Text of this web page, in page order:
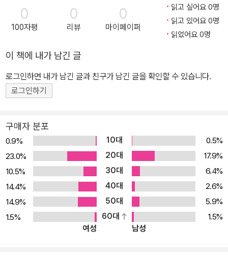
플 분야(2002~2023 역대 베스트 기준, Grammar 4회/Voca 12
회/Reading 6회) 기본부터 실전까지 iBT 토플 스피킹 완벽 대비
[이런 분에게 추천합니다] 1. 토플 스피킹 최신 경향이 완벽하게 반영
한 완벽한 전략을 학습하고 싶은 분들 3. 토플 문항 구성, 시험 시
간 등을 반영한 실전모의고사로 실제 시험처럼 연습하고 마무리하
고 싶은 분들 [해커스 교재만의 특장점] 1. TOEFL Speaking의 최
전까지, 토플 스피킹 고득점을 위한 완벽 학습 전략을 익힐 수 있습니
다. 1) 토플 스피킹 시험에서 사용할 수 있는 유형별 표현과 단계별 전
략 및 예시를 학습하여 실제 시험에서 말할 수 있는 전략과 방법을 체
계적으로 익힐 수 있습니다. 2) ‘Hackers Practice(연습문
제)’와 ‘Hackers Test(실전문제)’를 통해 앞서 학습한 유형별 공략
법을 연습문제에 적용해보며 실전 감각을 키울 수 있습니다. 3) 실
제 시험과 동일한 구성 및 난이도의 ‘Actual Test(실전모의고
사)’를 풀어보며 실제 시험에 완벽 대비할 수 있습니다. 3. [아웃라
인/노트+모범 답안+해석+스크립트+어휘]를 포함한 상세한 해설
0
100자평
0
리뷰
0
마이페이퍼
읽고 싶어요 0명
읽고 있어요 0명
읽었어요 0명
이 책에 내가 남긴 글
로그인하면 내가 남긴 글과 친구가 남긴 글을 확인할 수 있습니다.
로그인하기
구매자 분포
0.9% 10대
0.5%
23.0%
20대
17.9%
10.5%
30대
6.4%
14.4%
40대
2.6%
14.9%
50대
5.9%
1.5%
60대
1.5%
여성
남성